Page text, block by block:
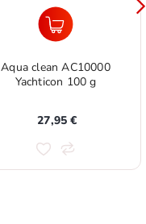
Aqua clean AC10000
Yachticon 100 g
27,95 €